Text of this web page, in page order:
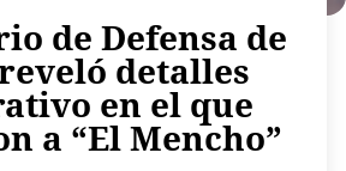
de Defensa de
detalles
en el que
a “El Mencho”